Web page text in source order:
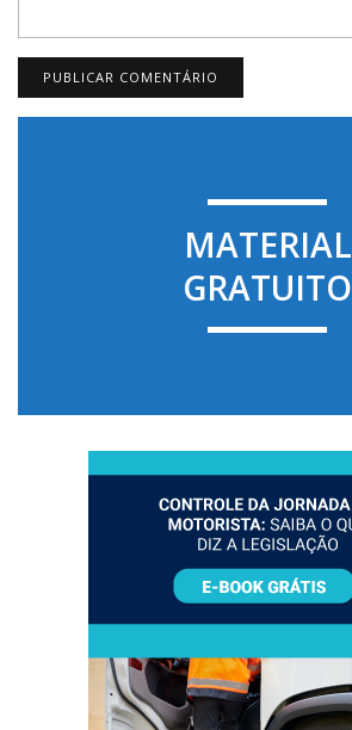
MATERIAL
GRATUITO